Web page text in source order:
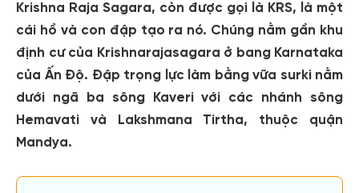
Krishna Raja Sagara, còn được gọi là KRS, là một
cái hồ và con đập tạo ra nó. Chúng nằm gần khu
định cư của Krishnarajasagara ở bang Karnataka
của Ấn Độ. Đập trọng lực làm bằng vữa surki nằm
dưới ngã ba sông Kaveri với các nhánh sông
Hemavati và Lakshmana Tirtha, thuộc quận
Mandya.